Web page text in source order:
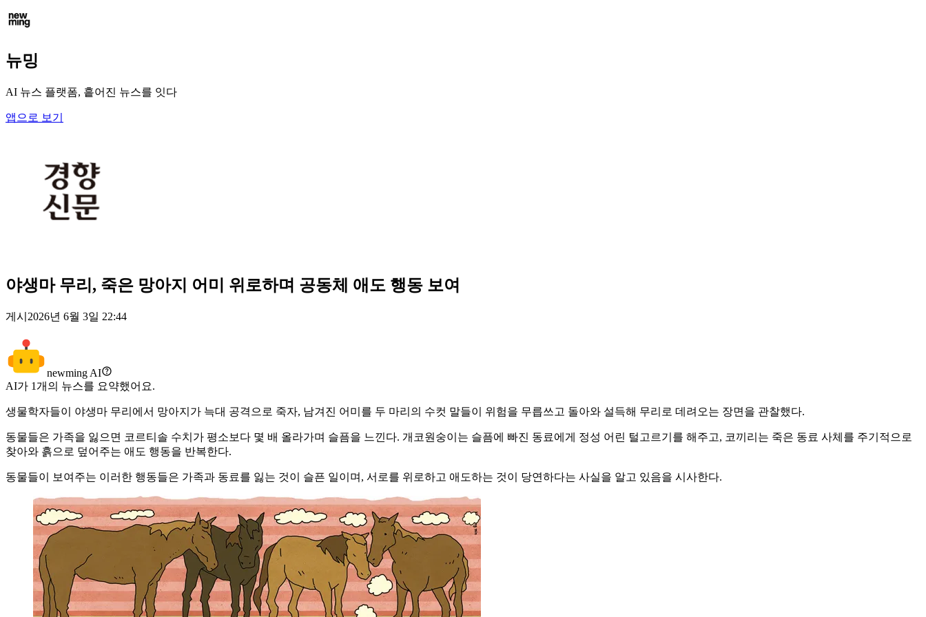
뉴밍
AI 뉴스 플랫폼, 흩어진 뉴스를 잇다
앱으로 보기
야생마 무리, 죽은 망아지 어미 위로하며 공동체 애도 행동 보여
게시 2026년 6월 3일 22:44
newming AI
AI가 1개의 뉴스를 요약했어요.
생물학자들이 야생마 무리에서 망아지가 늑대 공격으로 죽자, 남겨진 어미를 두 마리의 수컷 말들이 위험을 무릅쓰고 돌아와 설득해 무리로 데려오는 장면을 관찰했다.
동물들은 가족을 잃으면 코르티솔 수치가 평소보다 몇 배 올라가며 슬픔을 느낀다. 개코원숭이는 슬픔에 빠진 동료에게 정성 어린 털고르기를 해주고, 코끼리는 죽은 동료 사체를 주기적으로
찾아와 흙으로 덮어주는 애도 행동을 반복한다.
동물들이 보여주는 이러한 행동들은 가족과 동료를 잃는 것이 슬픈 일이며, 서로를 위로하고 애도하는 것이 당연하다는 사실을 알고 있음을 시사한다.